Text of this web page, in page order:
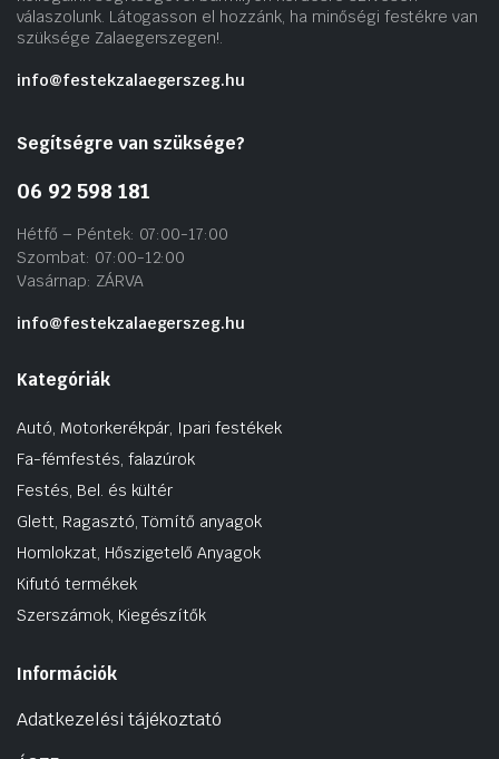
válaszolunk. Látogasson el hozzánk, ha minőségi festékre van
szüksége Zalaegerszegen!.
info@festekzalaegerszeg.hu
Segítségre van szüksége?
06 92 598 181
Hétfő – Péntek: 07:00-17:00
Szombat: 07:00-12:00
Vasárnap: ZÁRVA
info@festekzalaegerszeg.hu
Kategóriák
Autó, Motorkerékpár, Ipari festékek
Fa-fémfestés, falazúrok
Festés, Bel. és kültér
Glett, Ragasztó, Tömítő anyagok
Homlokzat, Hőszigetelő Anyagok
Kifutó termékek
Szerszámok, Kiegészítők
Információk
Adatkezelési tájékoztató